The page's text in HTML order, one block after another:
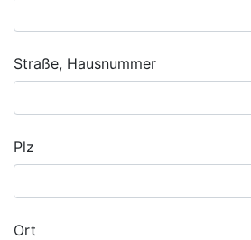
Straße, Hausnummer
Plz
Ort